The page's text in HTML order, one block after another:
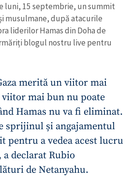
luni, 15 septembrie, un summit
musulmane, după atacurile
liderilor Hamas din Doha de
blogul nostru live pentru
merită un viitor mai
viitor mai bun nu poate
Hamas nu va fi eliminat.
sprijinul și angajamentul
pentru a vedea acest lucru
a declarat Rubio
de Netanyahu.